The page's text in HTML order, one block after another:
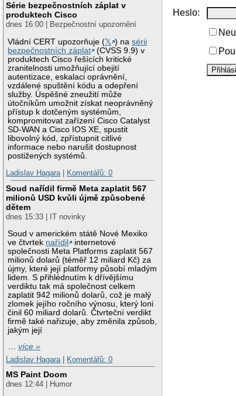
Série bezpečnostních záplat v
produktech Cisco
dnes 16:00 | Bezpečnostní upozornění
Vládní CERT upozorňuje (𝕏 ) nasérii
bezpečnostních záplat
(CVSS 9.9) v
produktech Cisco řešících kritické
zranitelnosti umožňující obejití
autentizace, eskalaci oprávnění,
vzdálené spuštění kódu a odepření
služby. Úspěšné zneužití může
útočníkům umožnit získat neoprávněný
přístup k dotčeným systémům,
kompromitovat zařízení Cisco Catalyst
SD-WAN a Cisco IOS XE, spustit
libovolný kód, zpřístupnit citlivé
informace nebo narušit dostupnost
postižených systémů.
Ladislav Hagara| Komentářů: 0
Soud nařídil firmě Meta zaplatit 567
milionů USD kvůli újmě způsobené
dětem
dnes 15:33 | IT novinky
Soud v americkém státě Nové Mexiko
ve čtvrtek nařídil
internetové
společnosti Meta Platforms zaplatit 567
milionů dolarů (téměř 12 miliard Kč) za
újmy, které její platformy působí mladým
lidem. S přihlédnutím k dřívějšímu
verdiktu tak má společnost celkem
zaplatit 942 milionů dolarů, což je malý
zlomek jejího ročního výnosu, který loni
činil 60 miliard dolarů. Čtvrteční verdikt
firmě také nařizuje, aby změnila způsob,
jakým její
…více »
Ladislav Hagara
Komentářů: 0
MS Paint Doom
dnes 12:44 | Humor
Heslo: